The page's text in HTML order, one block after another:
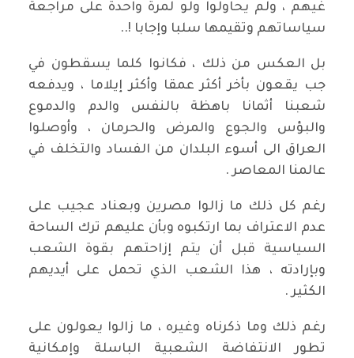
غيهم ، ولم يحاولوا ولو لمرة واحدة على مراجعة
سياساتهم وتقيمها سلبا وإجابا !..
بل العكس من ذلك ، فكانوا كلما يسقطون في
جب يقعون بأخر أكثر عمقا وأكثر إيلاما ، ويدفعه
شعبنا أثمانا باهظة بالنفس والدم والدموع
والبؤس والجوع والمرض والحرمان ، وأوصلوا
العراق الى أسوء البلدان من الفساد والتخلف في
عالمنا المعاصر .
رغم كل ذلك ما زالوا مصرين وبعناد عجيب على
عدم الاعتراف بما ارتكبوه وبأن عليهم ترك الساحة
السياسية قبل أن يتم إزاحتهم بقوة الشعب
وبإرادته ، هذا الشعب الذي تحمل على أيديهم
الكثير .
رغم ذلك وما ذكرناه وغيره ، ما زالوا يعولون على
تطور الانتفاضة الشعبية الباسلة وإمكانية